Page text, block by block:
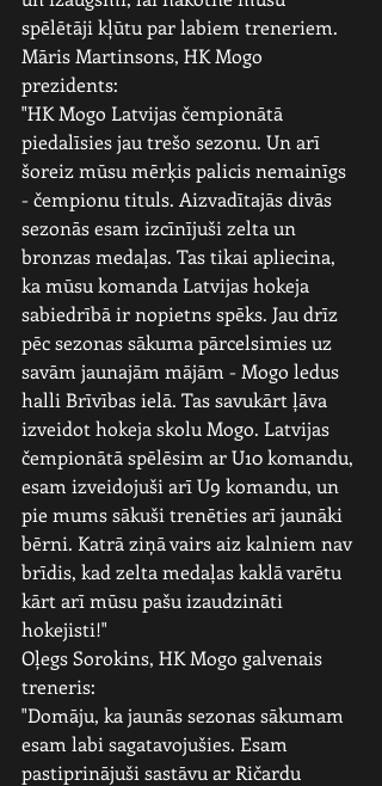
spēlētāji kļūtu par labiem treneriem.
Māris Martinsons, HK Mogo
prezidents:
"HK Mogo Latvijas čempionātā
piedalīsies jau trešo sezonu. Un arī
šoreiz mūsu mērķis palicis nemainīgs
- čempionu tituls. Aizvadītajās divās
sezonās esam izcīnījuši zelta un
bronzas medaļas. Tas tikai apliecina,
ka mūsu komanda Latvijas hokeja
sabiedrībā ir nopietns spēks. Jau drīz
pēc sezonas sākuma pārcelsimies uz
savām jaunajām mājām - Mogo ledus
halli Brīvības ielā. Tas savukārt ļāva
izveidot hokeja skolu Mogo. Latvijas
čempionātā spēlēsim ar U10 komandu,
esam izveidojuši arī U9 komandu, un
pie mums sākuši trenēties arī jaunāki
bērni. Katrā ziņā vairs aiz kalniem nav
brīdis, kad zelta medaļas kaklā varētu
kārt arī mūsu pašu izaudzināti
hokejisti!"
Oļegs Sorokins, HK Mogo galvenais
treneris:
"Domāju, ka jaunās sezonas sākumam
esam labi sagatavojušies. Esam
pastiprinājuši sastāvu ar Ričardu